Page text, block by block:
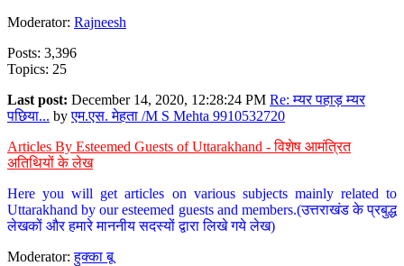
Moderator: Rajneesh
Posts: 3,396
Topics: 25
Last post: December 14, 2020, 12:28:24 PM Re: म्यर पहाड़ म्यर
पछिया... byएम.एस. मेहता /M S Mehta 9910532720
Articles By Esteemed Guests of Uttarakhand - विशेष आमंत्रित
अतिथियों के लेख
Here you will get articles on various subjects mainly related to
Uttarakhand by our esteemed guests and members.(उत्तराखंड के प्रबुद्ध
लेखकों और हमारे माननीय सदस्यों द्वारा लिखे गये लेख)
Moderator:हुक्का बू